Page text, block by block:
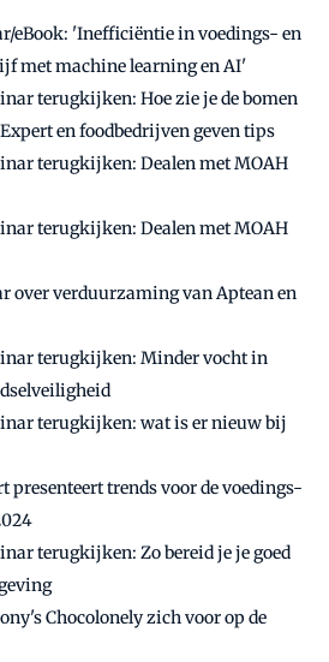
eBook: 'Inefficiëntie in voedings- en
met machine learning en AI'
terugkijken: Hoe zie je de bomen
en foodbedrijven geven tips
terugkijken: Dealen met MOAH
terugkijken: Dealen met MOAH
over verduurzaming van Aptean en
terugkijken: Minder vocht in
terugkijken: wat is er nieuw bij
presenteert trends voor de voedings-
terugkijken: Zo bereid je je goed
Chocolonely zich voor op de